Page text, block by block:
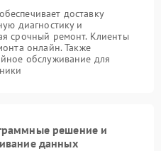
доставку
диагностику и
срочный ремонт. Клиенты
онлайн. Также
обслуживание для
решение и
данных